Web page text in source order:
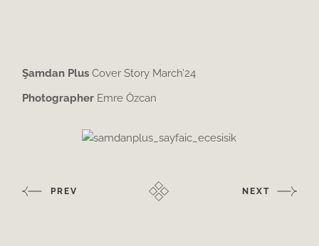
Şamdan Plus Cover Story March’24
Photographer Emre Özcan
PREV NEXT